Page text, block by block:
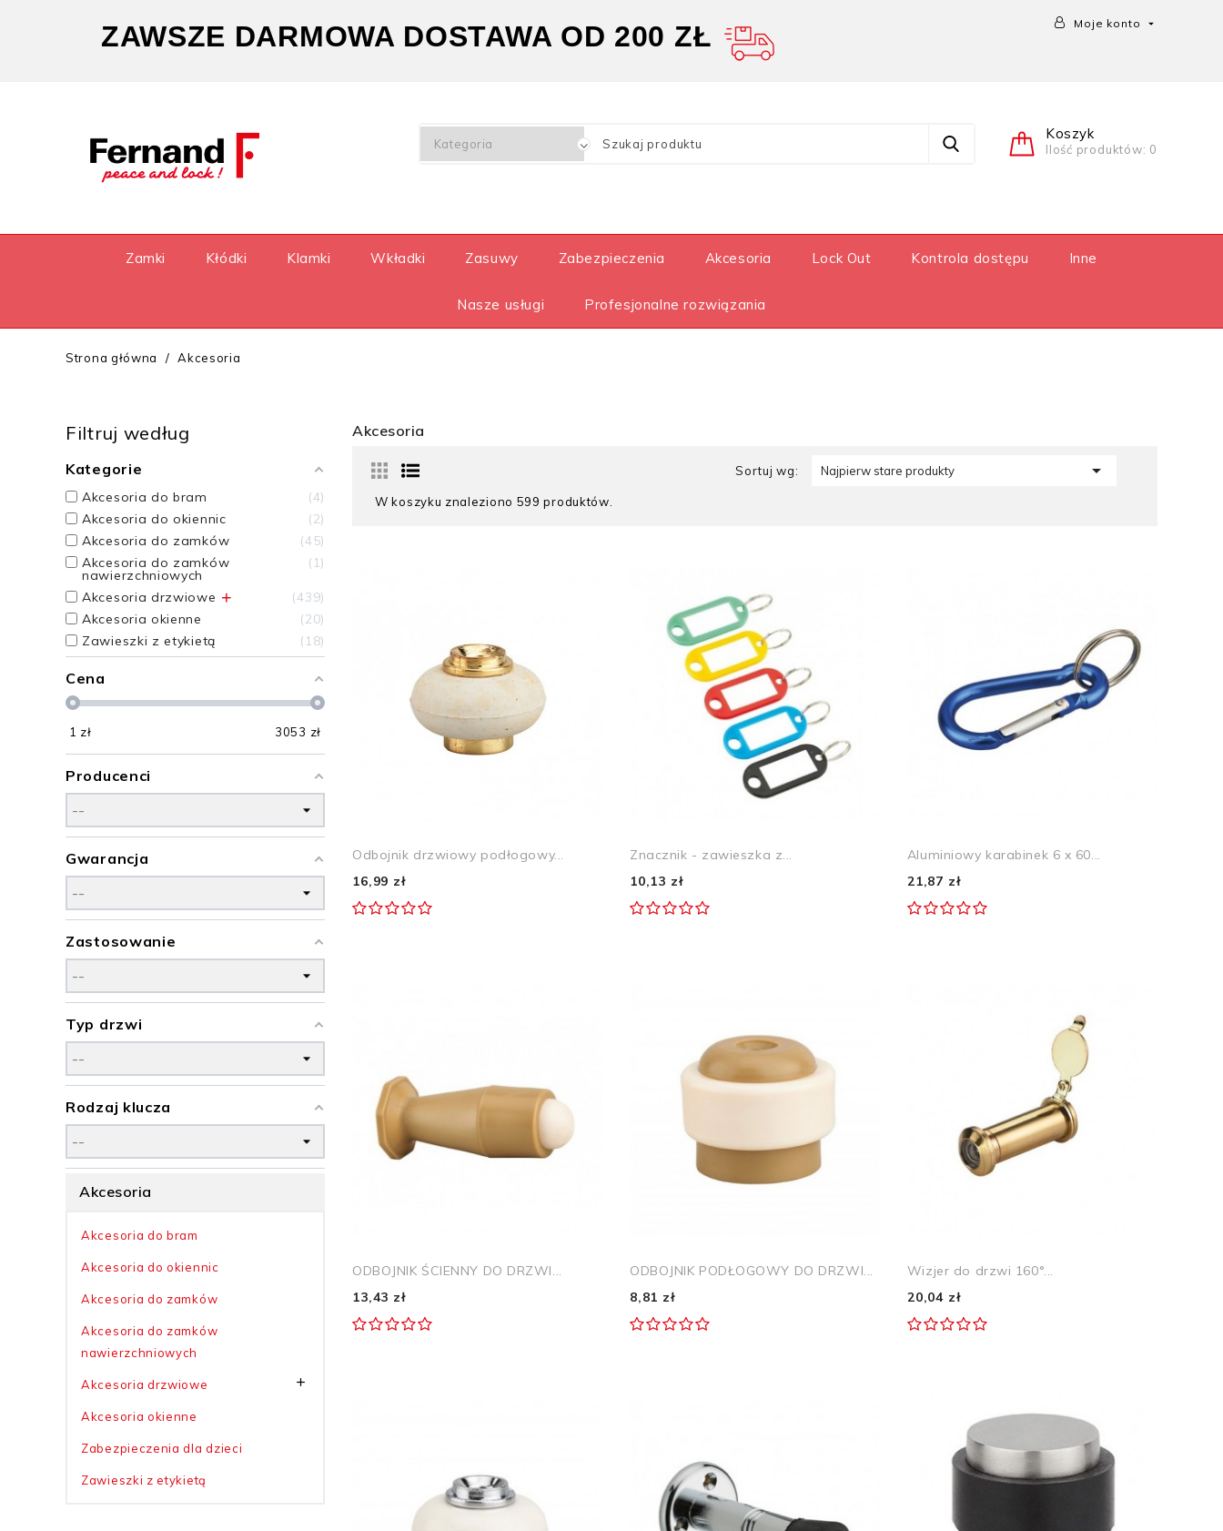
Moje konto 
ZAWSZE DARMOWA DOSTAWA OD 200 ZŁ
Koszyk
Ilość produktów: 0
Zamki Kłódki Klamki Wkładki Zasuwy Zabezpieczenia Akcesoria Lock Out Kontrola dostępu Inne
Nasze usługi Profesjonalne rozwiązania
Strona główna Akcesoria
Filtruj według
Kategorie
Akcesoria do bram
4
Akcesoria do okiennic
2
Akcesoria do zamków
45
Akcesoria do zamków
nawierzchniowych
1
Akcesoria drzwiowe +
439
Akcesoria okienne
20
Zawieszki z etykietą
18
Cena
1 zł 3053 zł
Producenci
Gwarancja
Zastosowanie
Typ drzwi
Rodzaj klucza
Akcesoria
Akcesoria do bram
Akcesoria do okiennic
Akcesoria do zamków
Akcesoria do zamków
nawierzchniowych
Akcesoria drzwiowe 
Akcesoria okienne
Zabezpieczenia dla dzieci
Zawieszki z etykietą
Akcesoria
W koszyku znaleziono 599 produktów.
Sortuj wg: Najpierw stare produkty 
Odbojnik drzwiowy podłogowy...
16,99 zł
Znacznik - zawieszka z...
10,13 zł
Aluminiowy karabinek 6 x 60...
21,87 zł
ODBOJNIK ŚCIENNY DO DRZWI...
13,43 zł
ODBOJNIK PODŁOGOWY DO DRZWI...
8,81 zł
Wizjer do drzwi 160°...
20,04 zł